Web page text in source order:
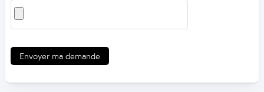
Envoyer ma demande